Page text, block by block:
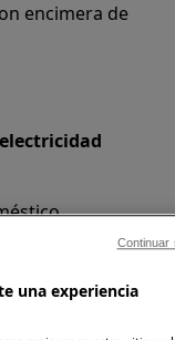
encimera de
una experiencia
Continuar